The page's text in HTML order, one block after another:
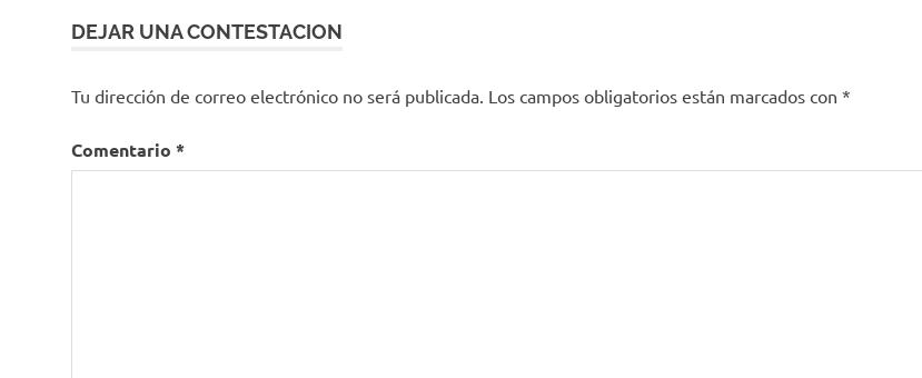
DEJAR UNA CONTESTACION
Tu dirección de correo electrónico no será publicada. Los campos obligatorios están marcados con *
Comentario *